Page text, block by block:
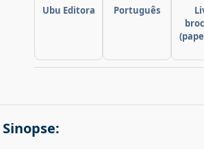
Ubu Editora Português
Sinopse: